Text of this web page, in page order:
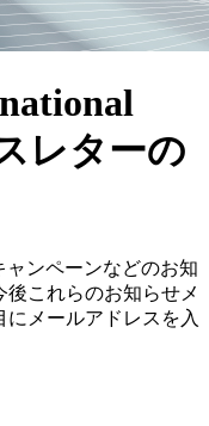
レターの
ャンペーンなどのお知
これらのお知らせメ
メールアドレスを入